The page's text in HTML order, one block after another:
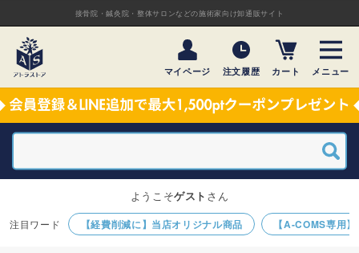
接骨院・鍼灸院・整体サロンなどの施術家向け卸通販サイト
マイページ 注文履歴 カート メニュー
【経費削減に】当店オリジナル商品 【A-COMS専用
ようこそゲスト さん